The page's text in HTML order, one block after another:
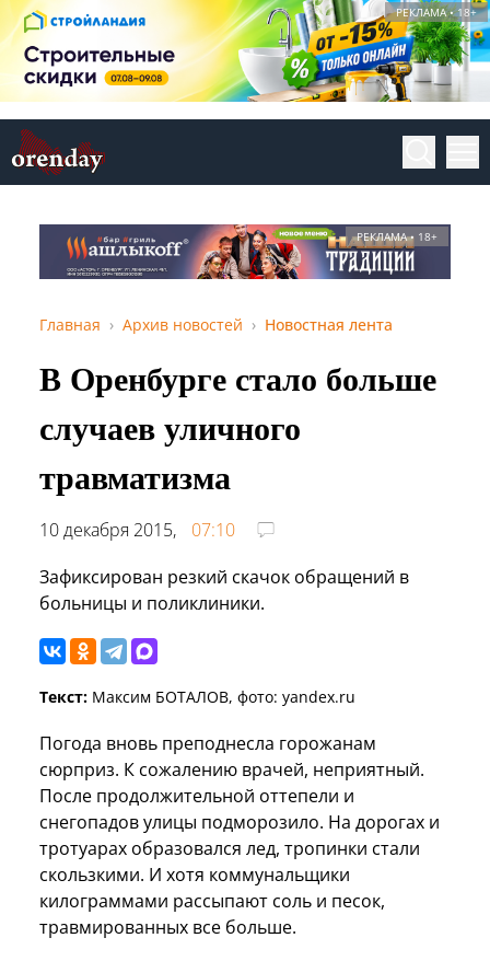
РЕКЛАМА • 18+
РЕКЛАМА • 18+
Главная Архив новостей Новостная лента
В Оренбурге стало больше
случаев уличного
травматизма
10 декабря 2015,
07:10
Зафиксирован резкий скачок обращений в
больницы и поликлиники.
Текст: Максим БОТАЛОВ, фото: yandex.ru
Погода вновь преподнесла горожанам
сюрприз. К сожалению врачей, неприятный.
После продолжительной оттепели и
снегопадов улицы подморозило. На дорогах и
тротуарах образовался лед, тропинки стали
скользкими. И хотя коммунальщики
килограммами рассыпают соль и песок,
травмированных все больше.